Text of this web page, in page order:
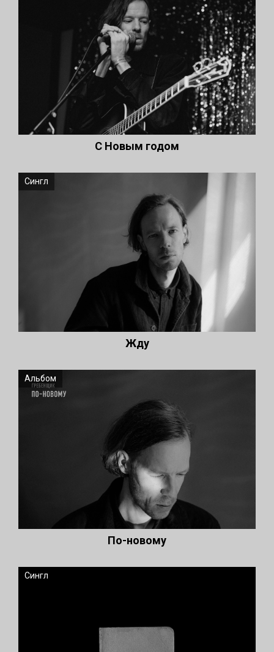
С Новым годом
Сингл
Жду
Альбом
По-новому
Сингл